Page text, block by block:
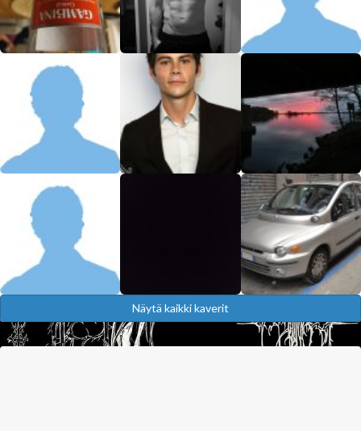
Näytä kaikki kaverit